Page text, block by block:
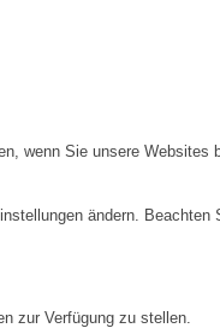
wenn Sie unsere
ändern.
zur Verfügung zu stellen.